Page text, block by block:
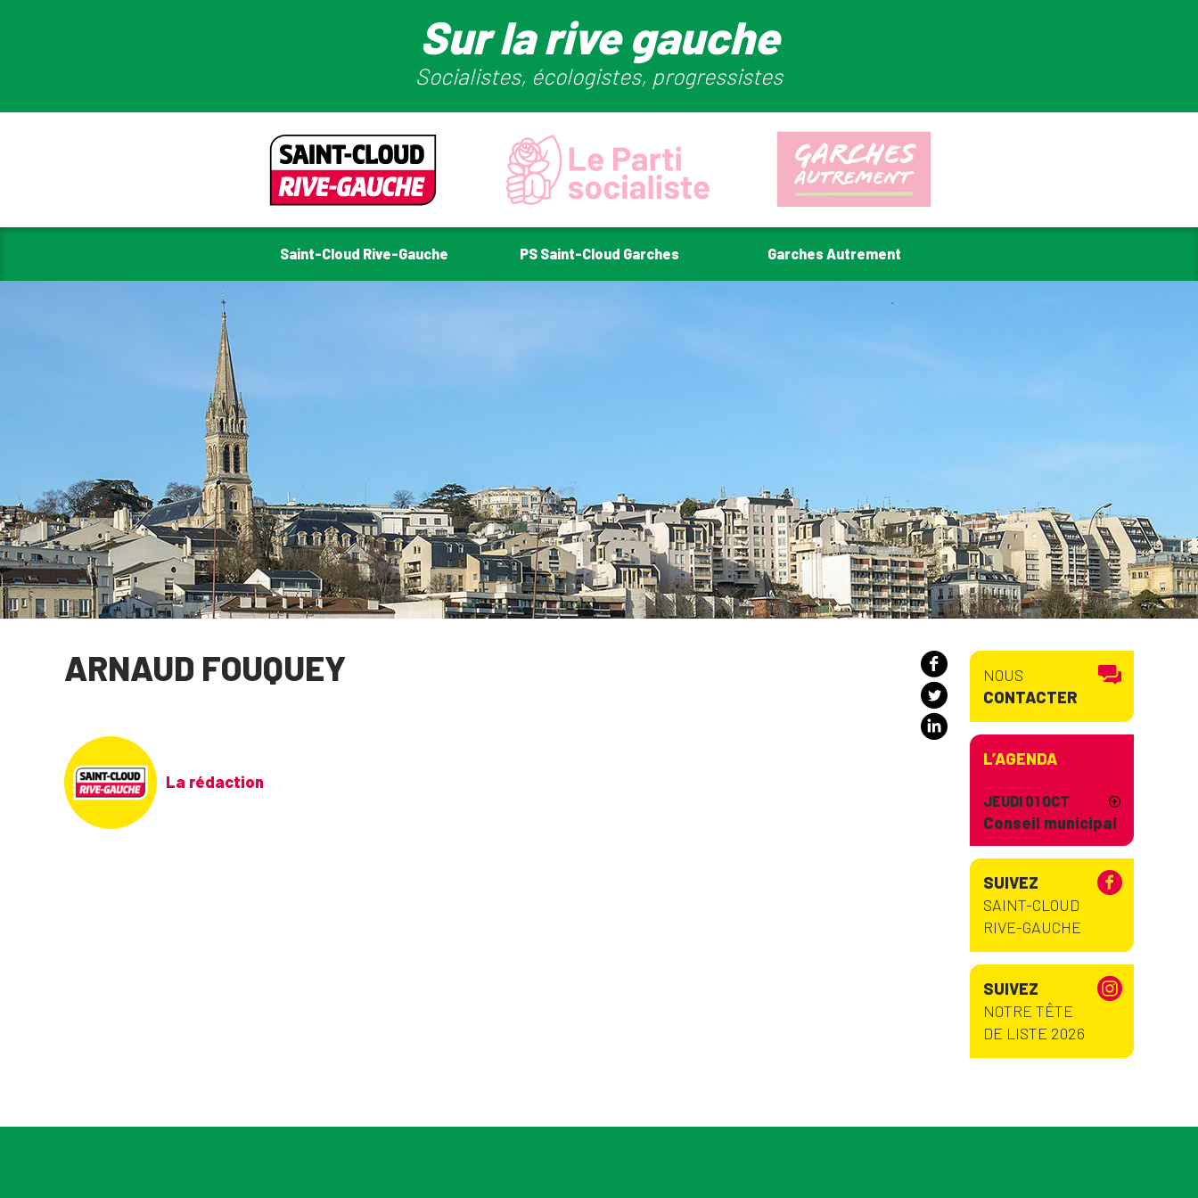
Sur la rive gauche
Socialistes, écologistes, progressistes
Saint-Cloud Rive-Gauche PS Saint-Cloud Garches Garches Autrement
ARNAUD FOUQUEY
La rédaction
NOUS
CONTACTER
L’AGENDA
JEUDI 01 OCT
Conseil municipal
SUIVEZ
SAINT-CLOUD
RIVE-GAUCHE
SUIVEZ
NOTRE TÊTE
DE LISTE 2026